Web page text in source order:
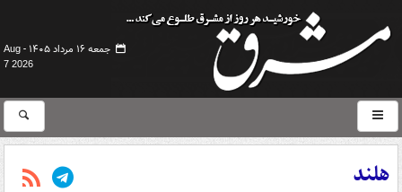
جمعه ۱۶ مرداد ۱۴۰۵ -
Aug
7 2026
هلند